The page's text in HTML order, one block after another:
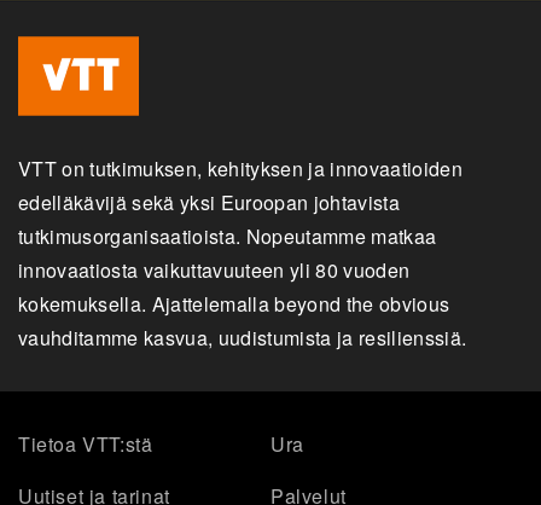
VTT on tutkimuksen, kehityksen ja innovaatioiden
edelläkävijä sekä yksi Euroopan johtavista
tutkimusorganisaatioista. Nopeutamme matkaa
innovaatiosta vaikuttavuuteen yli 80 vuoden
kokemuksella. Ajattelemalla beyond the obvious
vauhditamme kasvua, uudistumista ja resilienssiä.
Tietoa VTT:stä
Ura
Uutiset ja tarinat
Palvelut